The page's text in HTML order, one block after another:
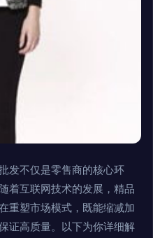
发不仅是零售商的核心环
着互联网技术的发展，精品
重塑市场模式，既能缩减加
证高质量。以下为你详细解